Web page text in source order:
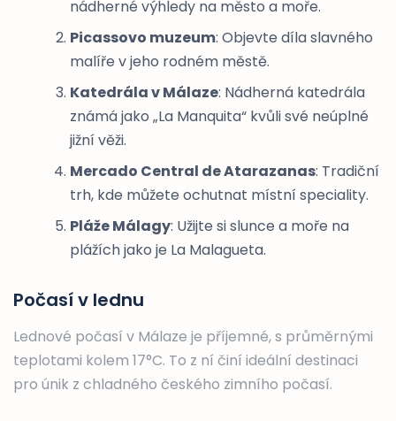
nádherné výhledy na město a moře.
Picassovo muzeum: Objevte díla slavného
malíře v jeho rodném městě.
Katedrála v Málaze: Nádherná katedrála
známá jako „La Manquita“ kvůli své neúplné
jižní věži.
Mercado Central de Atarazanas: Tradiční
trh, kde můžete ochutnat místní speciality.
Pláže Málagy: Užijte si slunce a moře na
plážích jako je La Malagueta.
Počasí v lednu
Lednové počasí v Málaze je příjemné, s průměrnými
teplotami kolem 17°C. To z ní činí ideální destinaci
pro únik z chladného českého zimního počasí.